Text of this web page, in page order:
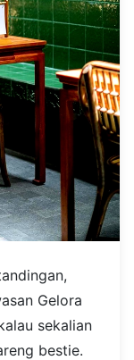
Gelora
sekalian
bestie.